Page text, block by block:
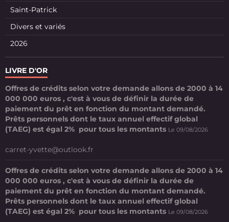
Saint-Patrick
Divers et variés
2026
LIVRE D'OR
Offres de crédits selon votre demande allons de 2000 à 14
000 000 euros , c'est à vous de définir la durée de
paiement du prêt en fonction du montant demandé.
Prêts personnels dont le taux annuel effectif global
(TAEG) est égal 2% pour tous les montants Le 09/08/2026
carret-yvette@outlook.fr
Offres de crédits selon votre demande allons de 2000 à 14
000 000 euros , c'est à vous de définir la durée de
paiement du prêt en fonction du montant demandé.
Prêts personnels dont le taux annuel effectif global
(TAEG) est égal 2% pour tous les montants Le 09/08/2026